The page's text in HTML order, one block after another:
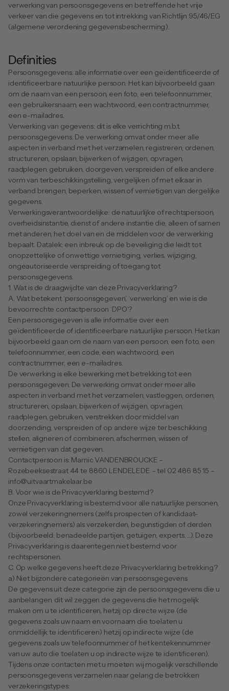
verwerking van persoonsgegevens en betreffende het vrije
verkeer van die gegevens en tot intrekking van Richtlijn 95/46/EG
(algemene verordening gegevensbescherming).
Definities
Persoonsgegevens: alle informatie over een geïdentificeerde of
identificeerbare natuurlijke persoon. Het kan bijvoorbeeld gaan
om de naam van een persoon, een foto, een telefoonnummer,
een gebruikersnaam, een wachtwoord, een contractnummer,
een e-mailadres.
Verwerking van gegevens: dit is elke verrichting m.b.t.
persoonsgegevens. De verwerking omvat onder meer alle
aspecten in verband met het verzamelen, registreren, ordenen,
structureren, opslaan, bijwerken of wijzigen, opvragen,
raadplegen, gebruiken, doorgeven, verspreiden of elke andere
vorm van terbeschikkingstelling, vergelijken of met elkaar in
verband brengen, beperken, wissen of vernietigen van dergelijke
gegevens.
Verwerkingsverantwoordelijke: de natuurlijke of rechtspersoon,
overheidsinstantie, dienst of andere instantie die, alleen of samen
met anderen, het doel van en de middelen voor de verwerking
bepaalt. Datalek: een inbreuk op de beveiliging die leidt tot
onopzettelijke of onwettige vernietiging, verlies, wijziging,
ongeautoriseerde verspreiding of toegang tot
persoonsgegevens.
1. Wat is de draagwijdte van deze Privacyverklaring?
A. Wat betekent ‘persoonsgegeven’, ‘verwerking’ en wie is de
bevoorrechte contactpersoon ‘DPO’?
Een persoonsgegeven is alle informatie over een
geïdentificeerde of identificeerbare natuurlijke persoon. Het kan
bijvoorbeeld gaan om de naam van een persoon, een foto, een
telefoonnummer, een code, een wachtwoord, een
contractnummer, een e-mailadres.
De verwerking is elke bewerking met betrekking tot een
persoonsgegeven. De verwerking omvat onder meer alle
aspecten in verband met het verzamelen, vastleggen, ordenen,
structureren, opslaan, bijwerken of wijzigen, opvragen,
raadplegen, gebruiken, verstrekken door middel van
doorzending, verspreiden of op andere wijze ter beschikking
stellen, aligneren of combineren, afschermen, wissen of
vernietigen van dat gegeven.
Rozebeeksestraat 44
info@uitvaartmakelaar.be
B. Voor wie is de Privacyverklaring bestemd?
Onze Privacyverklaring is bestemd voor alle natuurlijke personen,
zowel verzekeringnemers (zelfs prospecten of kandidaat-
verzekeringnemers) als verzekerden, begunstigden of derden
(bijvoorbeeld: benadeelde partijen, getuigen, experts, ...). Deze
Privacyverklaring is daarentegen niet bestemd voor
rechtspersonen.
C. Op welke gegevens heeft deze Privacyverklaring betrekking?
a) Niet bijzondere categorieën van persoonsgegevens
De gegevens uit deze categorie zijn de persoonsgegevens die u
aanbelangen, dit wil zeggen de gegevens die het mogelijk
maken om u te identificeren, hetzij op directe wijze (de
gegevens zoals uw naam en voornaam die toelaten u
onmiddellijk te identificeren) hetzij op indirecte wijze (de
gegevens zoals uw telefoonnummer of het kentekennummer
van uw auto die toelaten u op indirecte wijze te identificeren).
Tijdens onze contacten met u moeten wij mogelijk verschillende
persoonsgegevens verzamelen naar gelang de betrokken
verzekeringstypes: